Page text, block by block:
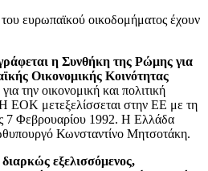
του ευρωπαϊκού οικοδομήματος έχουν
η Συνθήκη της Ρώμης για
Οικονομικής Κοινότητας
την οικονομική και πολιτική
ΕΟΚ μετεξελίσσεται στην ΕΕ με τη
7 Φεβρουαρίου 1992. Η Ελλάδα
Κωνσταντίνο Μητσοτάκη.
εξελισσόμενος,